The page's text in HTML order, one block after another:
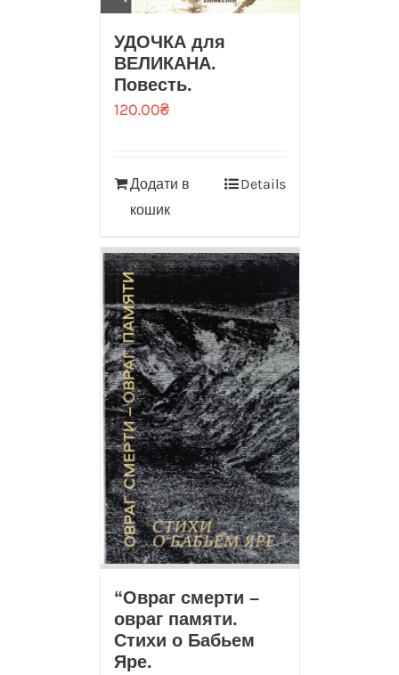
УДОЧКА для
ВЕЛИКАНА.
Повесть.
120.00₴
Додати в
кошик
Details
“Овраг смерти –
овраг памяти.
Стихи о Бабьем
Яре.